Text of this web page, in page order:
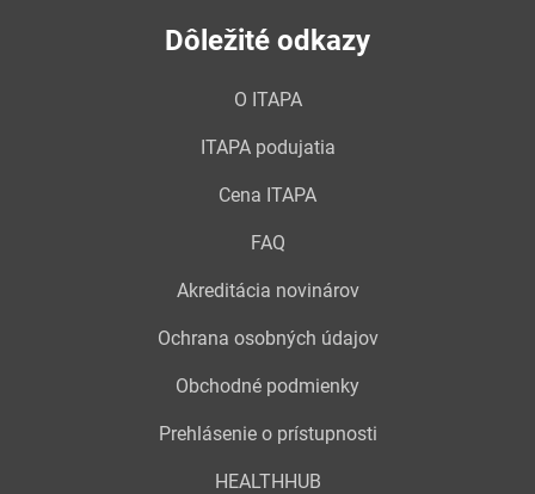
Dôležité odkazy
O ITAPA
ITAPA podujatia
Cena ITAPA
FAQ
Akreditácia novinárov
Ochrana osobných údajov
Obchodné podmienky
Prehlásenie o prístupnosti
HEALTHHUB